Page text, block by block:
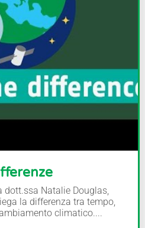
dott.ssa Natalie Douglas,
la differenza tra tempo,
climatico....